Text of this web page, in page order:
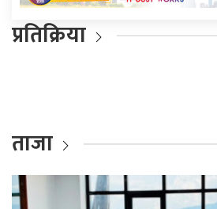
प्रतिक्रिया
ताजा